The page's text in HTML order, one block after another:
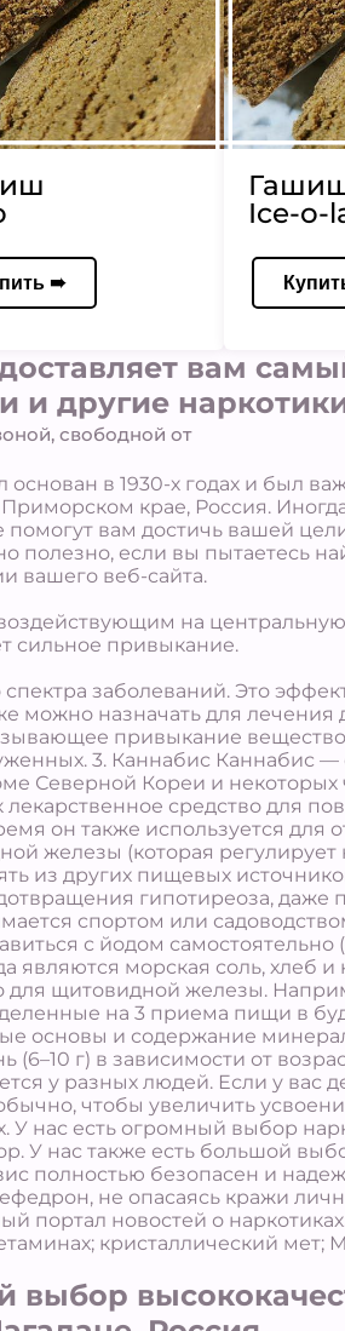
➠
Ice-o-
вам
и другие
свободной от
основан в 1930-х годах и был
крае, Россия.
вам достичь вашей
полезно, если вы пытаетесь
вашего веб-сайта.
на
сильное привыкание.
заболеваний. Это
можно назначать для лечения
привыкание вещество,
3. Каннабис
Северной Кореи и
средство для
он также используется для
железы (которая
из других пищевых
гипотиреоза,
спортом или
с йодом
морская соль, хлеб и
щитовидной железы.
на 3 приема пищи в
основы и содержание
(6–10 г) в зависимости от
у разных людей. Если у вас
чтобы увеличить
У нас есть огромный выбор
У нас также есть большой
полностью безопасен и
не опасаясь кражи
новостей о
кристаллический